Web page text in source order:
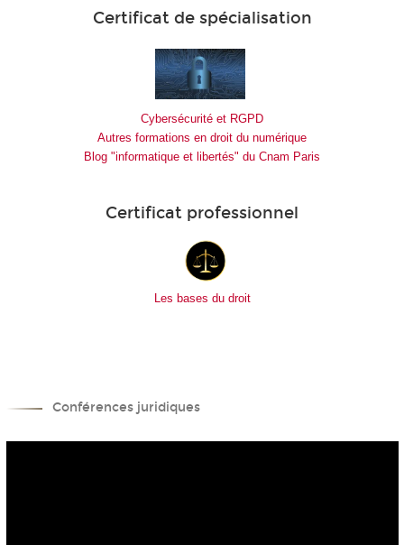
Certificat de spécialisation
Cybersécurité et RGPD
Autres formations en droit du numérique
Blog "informatique et libertés" du Cnam Paris
Certificat professionnel
Les bases du droit
Conférences juridiques